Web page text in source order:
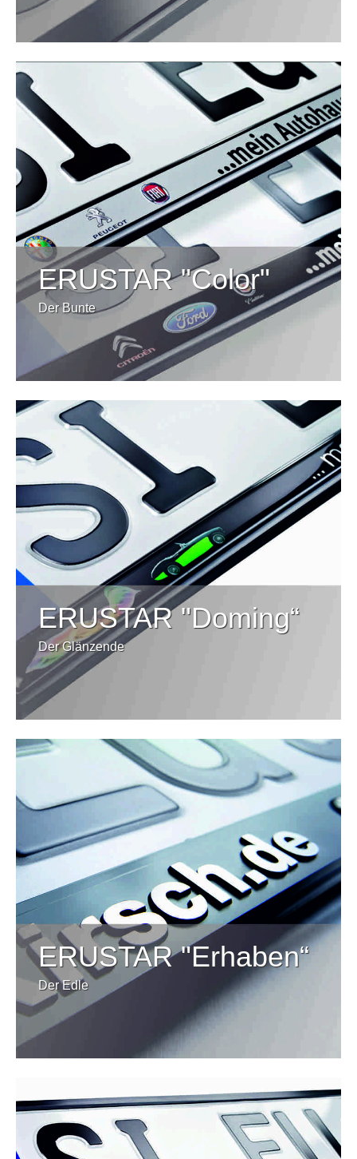
ERUSTAR "Color"
Der Bunte
ERUSTAR "Doming“
Der Glänzende
ERUSTAR "Erhaben“
Der Edle